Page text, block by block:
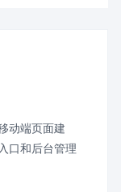
动端页面建
口和后台管理